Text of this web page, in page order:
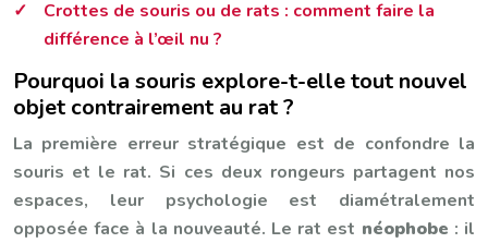
Crottes de souris ou de rats : comment faire la
différence à l’œil nu ?
Pourquoi la souris explore-t-elle tout nouvel
objet contrairement au rat ?
La première erreur stratégique est de confondre la
souris et le rat. Si ces deux rongeurs partagent nos
espaces, leur psychologie est diamétralement
opposée face à la nouveauté. Le rat est néophobe : il